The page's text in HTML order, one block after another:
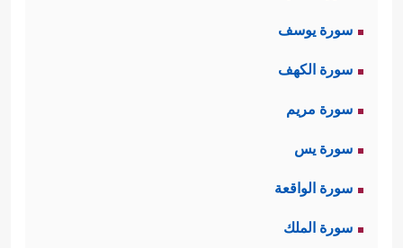
سورة يوسف
سورة الكهف
سورة مريم
سورة يس
سورة الواقعة
سورة الملك